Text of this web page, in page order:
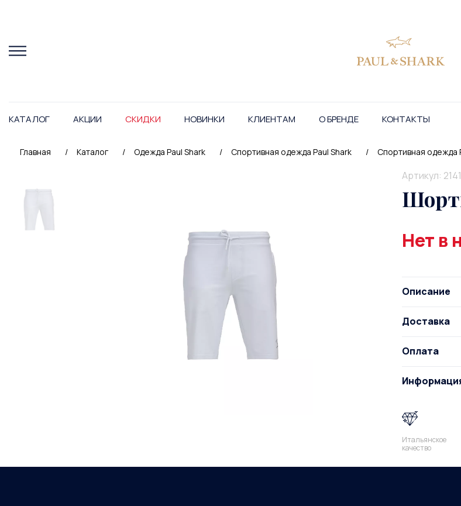
КАТАЛОГ АКЦИИ СКИДКИ НОВИНКИ КЛИЕНТАМ О БРЕНДЕ КОНТАКТЫ
Главная / Каталог / Одежда Paul Shark / Спортивная одежда Paul Shark / Спортивная одежда
Артикул:
Нет в
Описание
Доставка
Оплата
Итальянское
качество